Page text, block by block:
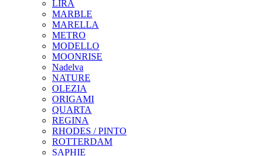
LIRA
MARBLE
MARELLA
METRO
MODELLO
MOONRISE
Nadelva
NATURE
OLEZIA
ORIGAMI
QUARTA
REGINA
RHODES / PINTO
ROTTERDAM
SAPHIE